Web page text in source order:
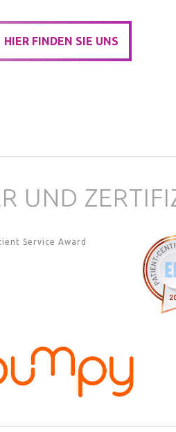
HIER FINDEN SIE UNS
UND